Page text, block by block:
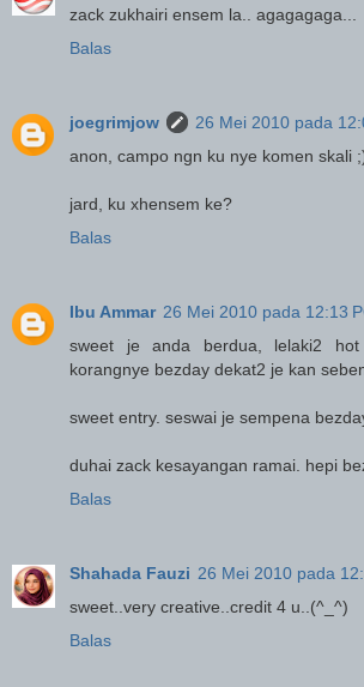
zack zukhairi ensem la.. agagagaga...
Balas
joegrimjow
26 Mei 2010 pada
anon, campo ngn ku nye komen skali
jard, ku xhensem ke?
Balas
Ibu Ammar 26 Mei 2010 pada 12:13
sweet je anda berdua, lelaki2
korangnye bezday dekat2 je kan
sweet entry. seswai je sempena
duhai zack kesayangan ramai. hepi
Balas
Shahada Fauzi 26 Mei 2010 pada
sweet..very creative..credit 4 u..(^_^)
Balas